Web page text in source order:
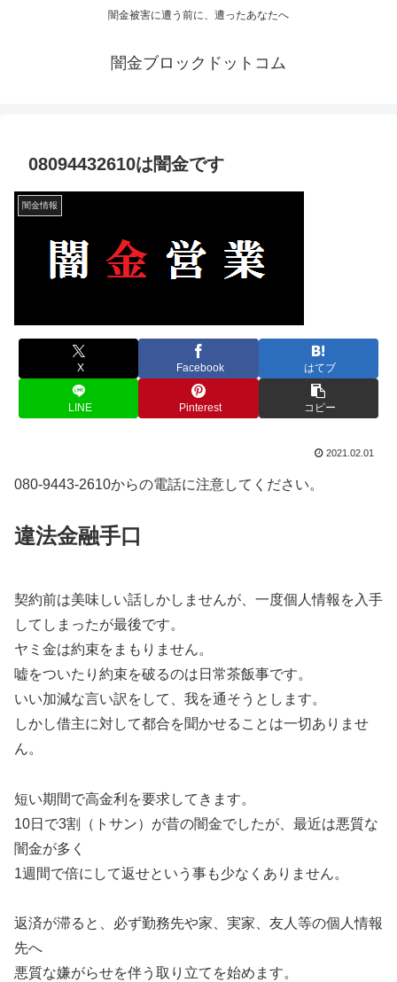
闇金被害に遭う前に、遭ったあなたへ
闇金ブロックドットコム
08094432610は闇金です
闇金情報
X Facebook はてブ
LINE Pinterest コピー
2021.02.01
080-9443-2610からの電話に注意してください。
違法金融手口
契約前は美味しい話しかしませんが、一度個人情報を入手
してしまったが最後です。
ヤミ金は約束をまもりません。
嘘をついたり約束を破るのは日常茶飯事です。
いい加減な言い訳をして、我を通そうとします。
しかし借主に対して都合を聞かせることは一切ありませ
ん。
短い期間で高金利を要求してきます。
10日で3割（トサン）が昔の闇金でしたが、最近は悪質な
闇金が多く
1週間で倍にして返せという事も少なくありません。
返済が滞ると、必ず勤務先や家、実家、友人等の個人情報
先へ
悪質な嫌がらせを伴う取り立てを始めます。